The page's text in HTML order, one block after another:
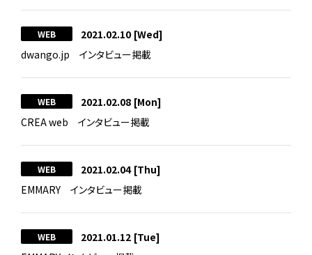
WEB 2021.02.10 [Wed]
dwango.jp インタビュー掲載
WEB 2021.02.08 [Mon]
CREA web インタビュー掲載
WEB 2021.02.04 [Thu]
EMMARY インタビュー掲載
WEB 2021.01.12 [Tue]